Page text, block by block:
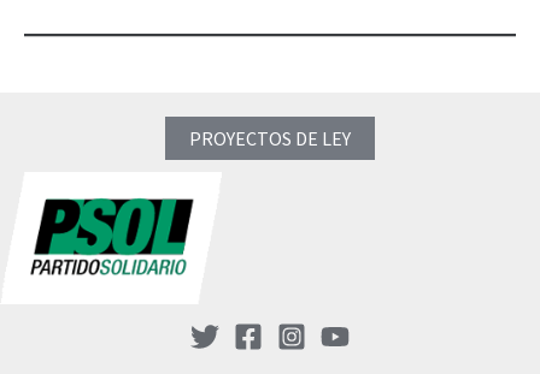
PROYECTOS DE LEY